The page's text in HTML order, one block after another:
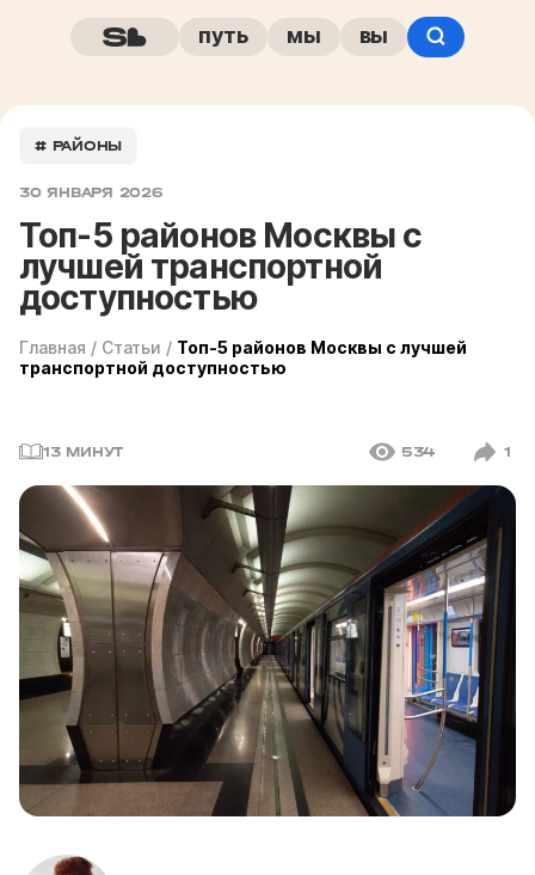
путь мы вы
# РАЙОНЫ
30 ЯНВАРЯ 2026
Топ-5 районов Москвы с
лучшей транспортной
доступностью
Главная / Статьи / Топ-5 районов Москвы с лучшей
транспортной доступностью
13 МИНУТ 534 1